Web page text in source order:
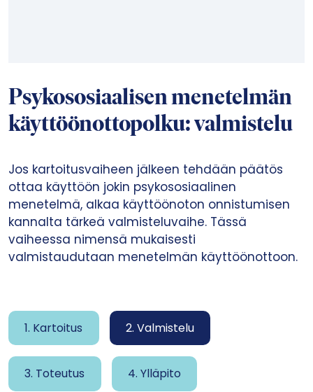
Psykososiaalisen menetelmän
käyttöönottopolku: valmistelu
Jos kartoitusvaiheen jälkeen tehdään päätös
ottaa käyttöön jokin psykososiaalinen
menetelmä, alkaa käyttöönoton onnistumisen
kannalta tärkeä valmisteluvaihe. Tässä
vaiheessa nimensä mukaisesti
valmistaudutaan menetelmän käyttöönottoon.
1. Kartoitus 2. Valmistelu
3. Toteutus 4. Ylläpito